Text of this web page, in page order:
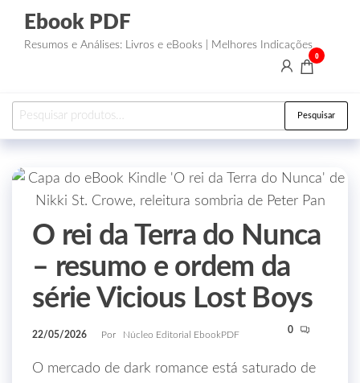
Ebook PDF
Resumos e Análises: Livros e eBooks | Melhores Indicações
0
Pesquisar
O rei da Terra do Nunca
– resumo e ordem da
série Vicious Lost Boys
22/05/2026 Por Núcleo Editorial EbookPDF 0
O mercado de dark romance está saturado de